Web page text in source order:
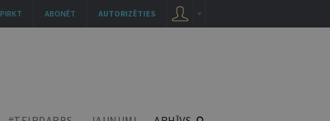
AUTORIZĒTIES
ABONĒT
PIRKT